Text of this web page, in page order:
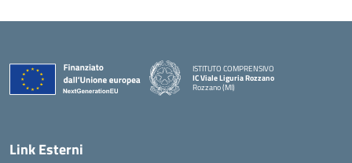
ISTITUTO COMPRENSIVO
IC Viale Liguria Rozzano
Rozzano (MI)
Link Esterni